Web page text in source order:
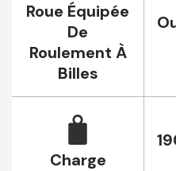
Roue Équipée
De
Roulement À
Billes
Charge